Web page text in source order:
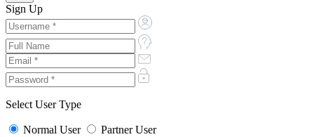
Sign Up
Select User Type
Normal User
Partner User